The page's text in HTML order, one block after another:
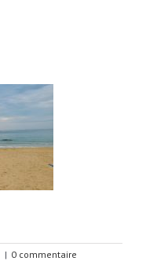
| 0 commentaire